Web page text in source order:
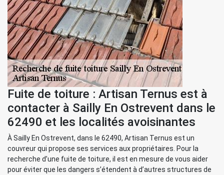
Fuite de toiture : Artisan Ternus est à
contacter à Sailly En Ostrevent dans le
62490 et les localités avoisinantes
À Sailly En Ostrevent, dans le 62490, Artisan Ternus est un
couvreur qui propose ses services aux propriétaires. Pour la
recherche d’une fuite de toiture, il est en mesure de vous aider
pour éviter que les dangers s’étendent à d’autres structures de